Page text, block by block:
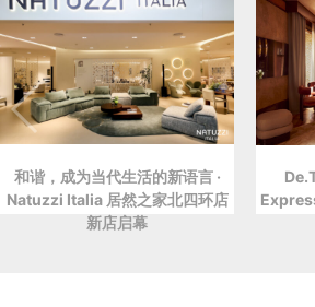
和谐，成为当代生活的新语言 ·
Natuzzi Italia 居然之家北四环店
新店启幕